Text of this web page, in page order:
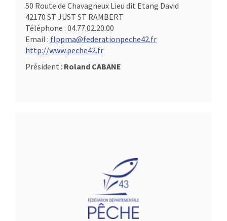
50 Route de Chavagneux Lieu dit Etang David
42170 ST JUST ST RAMBERT
Téléphone : 04.77.02.20.00
Email : flppma@federationpeche42.fr
http://www.peche42.fr
Président : Roland CABANE